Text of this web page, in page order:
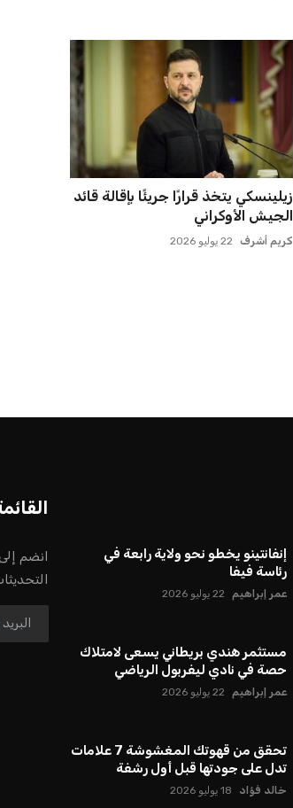
زيلينسكي يتخذ قرارًا جريئًا بإقالة قائد
الجيش الأوكراني
كريم أشرف 22 يوليو 2026
إنفانتينو يخطو نحو ولاية رابعة في
رئاسة فيفا
عمر إبراهيم 22 يوليو 2026
مستثمر هندي بريطاني يسعى لامتلاك
حصة في نادي ليفربول الرياضي
عمر إبراهيم 22 يوليو 2026
تحقق من قهوتك المغشوشة 7 علامات
تدل على جودتها قبل أول رشفة
خالد فؤاد 18 يوليو 2026
انضم